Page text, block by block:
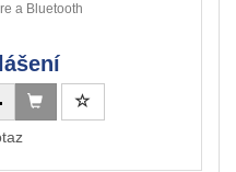
a Bluetooth